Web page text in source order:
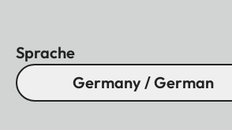
Sprache
Germany / German